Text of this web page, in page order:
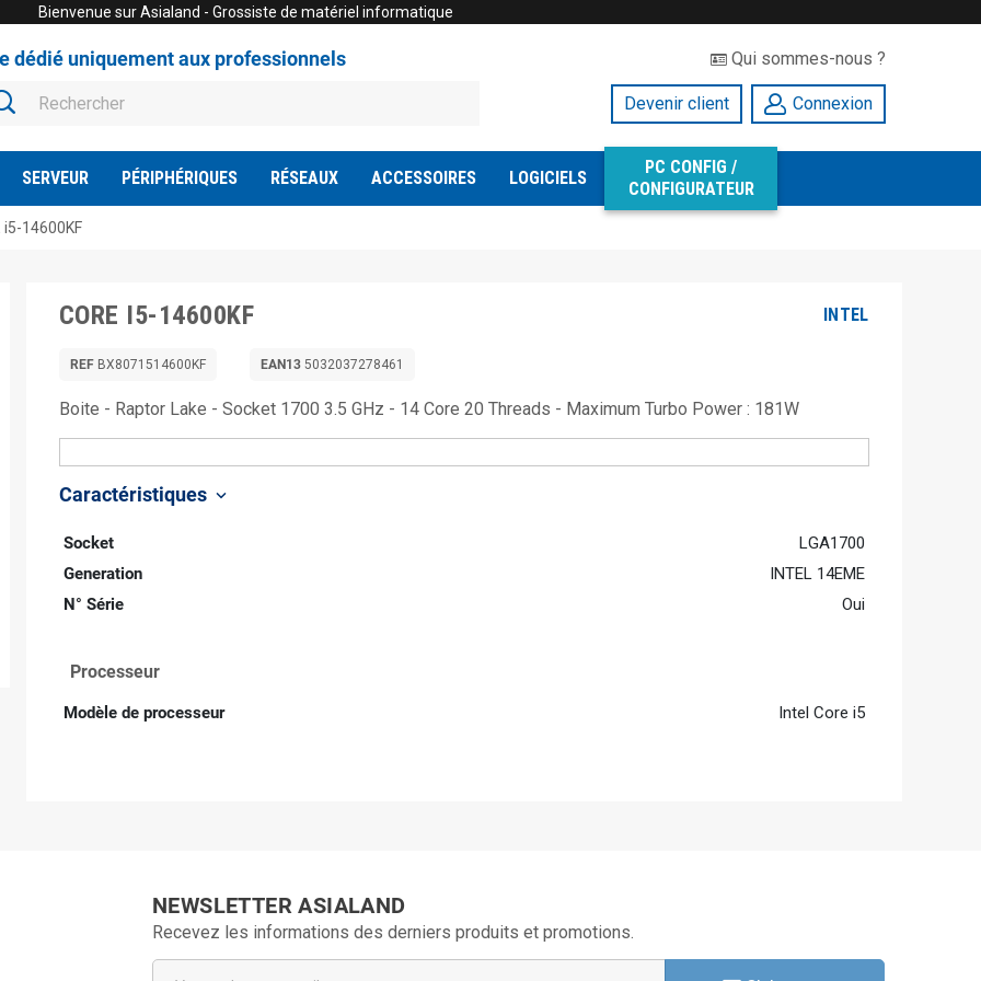
Bienvenue sur Asialand - Grossiste de matériel informatique
dédié uniquement aux professionnels Qui sommes-nous ?
Devenir client Connexion
SERVEUR PÉRIPHÉRIQUES RÉSEAUX ACCESSOIRES LOGICIELS
PC CONFIG /
CONFIGURATEUR
i5-14600KF
CORE I5-14600KF INTEL
REFBX8071514600KF EAN13 5032037278461
Boite - Raptor Lake - Socket 1700 3.5 GHz - 14 Core 20 Threads - Maximum Turbo Power : 181W
Caractéristiques keyboard_arrow_down
Socket
LGA1700
Generation
INTEL 14EME
N° Série
Oui
Processeur
Modèle de processeur Intel Core i5
NEWSLETTER ASIALAND
Recevez les informations des derniers produits et promotions.